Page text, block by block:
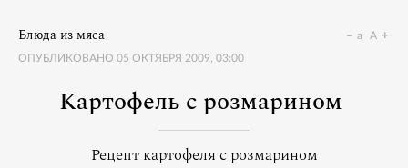
Блюда из мяса
ОПУБЛИКОВАНО 05 ОКТЯБРЯ 2009, 03:00
a A
Картофель с розмарином
Рецепт картофеля с розмарином